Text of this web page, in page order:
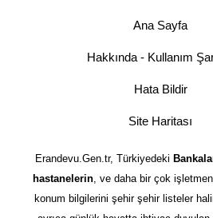
Ana Sayfa
Hakkında - Kullanım
Hata Bildir
Site Haritası
Erandevu.Gen.tr, Türkiyedeki
hastanelerin, ve daha bir çok
konum bilgilerini şehir şehir listeler